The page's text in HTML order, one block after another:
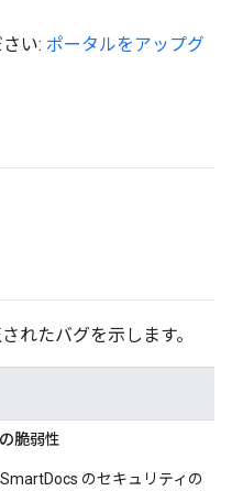
い: ポータルをアップグ
れたバグを示します。
脆弱性
のセキュリティの